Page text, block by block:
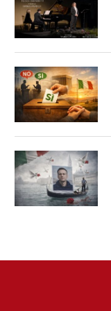
Stampa”
11/03/2026